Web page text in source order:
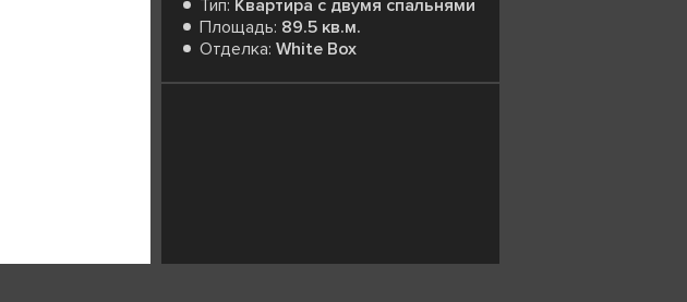
Тип: Квартира с двумя спальнями
Площадь: 89.5 кв.м.
Отделка: White Box